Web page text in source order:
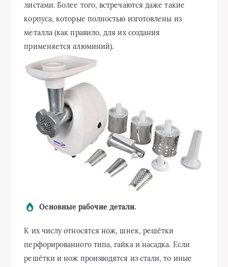
листами. Более того, встречаются даже такие
корпуса, которые полностью изготовлены из
металла (как правило, для их создания
применяется алюминий).
Основные рабочие детали.
К их числу относятся нож, шнек, решётки
перфорированного типа, гайка и насадка. Если
решётки и нож производятся из стали, то иные